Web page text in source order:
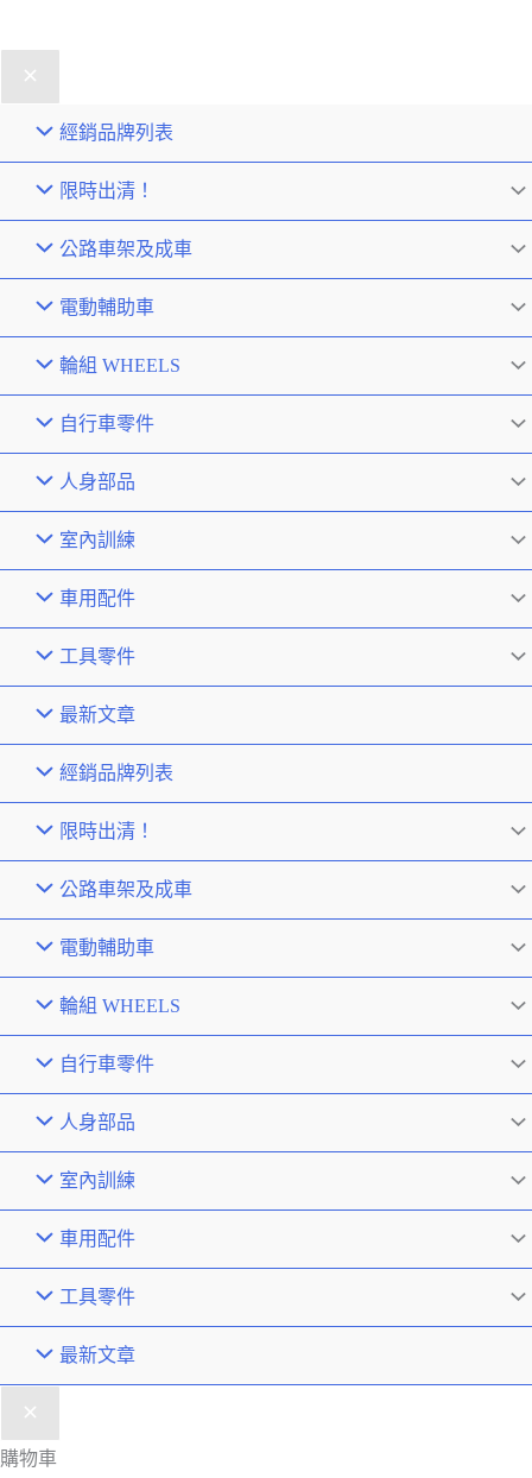
經銷品牌列表
限時出清！
公路車架及成車
電動輔助車
輪組 WHEELS
自行車零件
人身部品
室內訓練
車用配件
工具零件
最新文章
經銷品牌列表
限時出清！
公路車架及成車
電動輔助車
輪組 WHEELS
自行車零件
人身部品
室內訓練
車用配件
工具零件
最新文章
購物車